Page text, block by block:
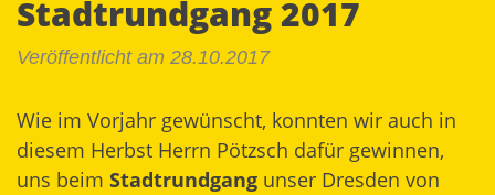
Stadtrundgang 2017
Veröffentlicht am 28.10.2017
Wie im Vorjahr gewünscht, konnten wir auch in
diesem Herbst Herrn Pötzsch dafür gewinnen,
uns beim Stadtrundgang unser Dresden von